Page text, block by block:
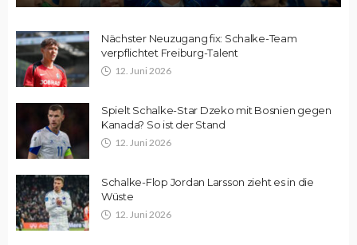
Nächster Neuzugang fix: Schalke-Team
verpflichtet Freiburg-Talent
12. Juni 2026
Spielt Schalke-Star Dzeko mit Bosnien gegen
Kanada? So ist der Stand
12. Juni 2026
Schalke-Flop Jordan Larsson zieht es in die
Wüste
12. Juni 2026